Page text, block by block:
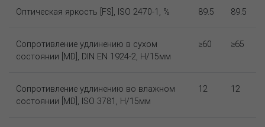
Оптическая яркость [FS], ISO 2470-1, % 89.5 89.5
Сопротивление удлинению в сухом
состоянии [MD], DIN EN 1924-2, Н/15мм
≥60 ≥65
Сопротивление удлинению во влажном
состоянии [MD], ISO 3781, Н/15мм
12 12